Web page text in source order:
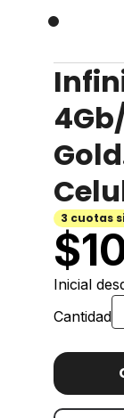
3 cuotas
$
Inicial
Cantidad